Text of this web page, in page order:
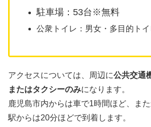
駐車場：53台※無料
公衆トイレ：男女・多目的トイ
アクセスについては、周辺に公共交通
またはタクシーのみになります。
鹿児島市内からは車で1時間ほど、ま
駅からは20分ほどで到着します。